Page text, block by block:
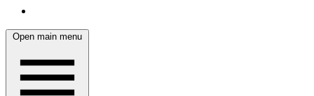
Open main menu